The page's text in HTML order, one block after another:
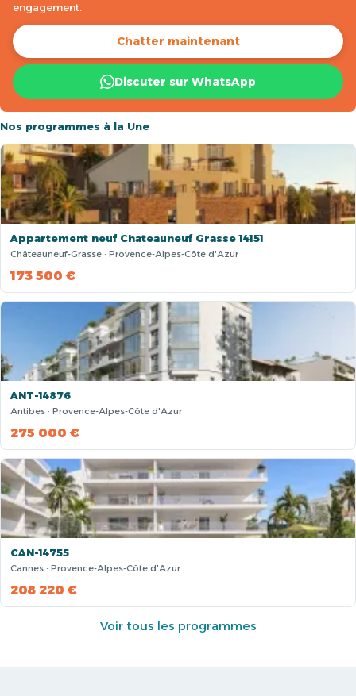
engagement.
Chatter maintenant
Discuter sur WhatsApp
Nos programmes à la Une
Appartement neuf Chateauneuf Grasse 14151
Châteauneuf-Grasse · Provence-Alpes-Côte d'Azur
173 500 €
ANT-14876
Antibes · Provence-Alpes-Côte d'Azur
275 000 €
CAN-14755
Cannes · Provence-Alpes-Côte d'Azur
208 220 €
Voir tous les programmes